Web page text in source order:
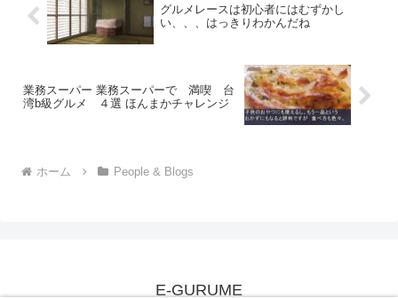
グルメレースは初心者にはむずかし
い、、、はっきりわかんだね
業務スーパー 業務スーパーで 満喫 台
湾b級グルメ ４選 ほんまかチャレンジ
ホーム People & Blogs
E-GURUME